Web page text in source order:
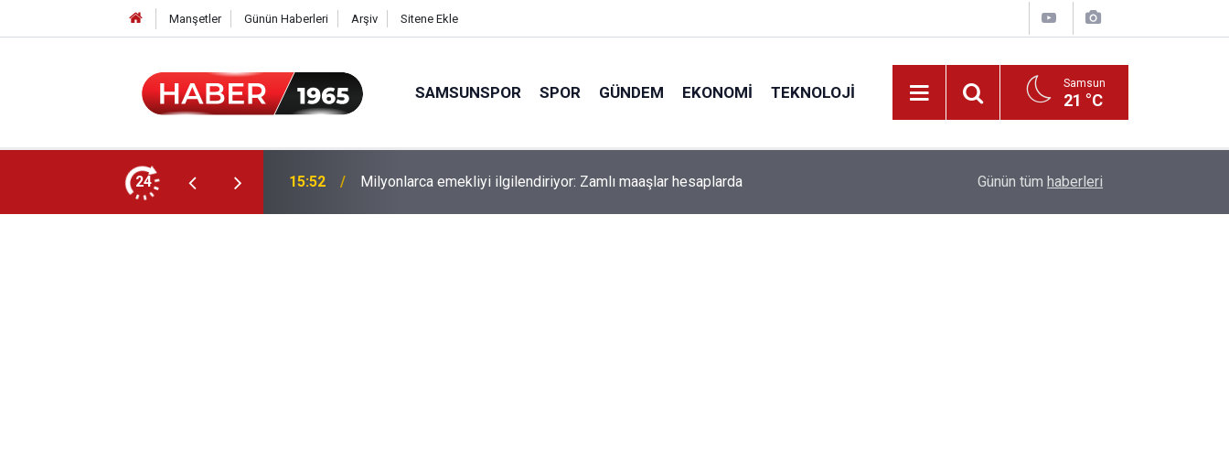
Manşetler Günün Haberleri Arşiv Sitene Ekle
SAMSUNSPOR SPOR GÜNDEM EKONOMI TEKNOLOJI Samsun
21 °C
24 15:52 Milyonlarca emekliyi ilgilendiriyor: Zamlı maaşlar hesaplarda Fahiş fiyatlar nedeniyle işletmelere 101 milyon
Günün tüm haberleri